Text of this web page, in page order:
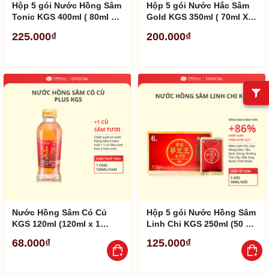
Hộp 5 gói Nước Hồng Sâm
Tonic KGS 400ml ( 80ml X
225.000₫
Hộp 5 gói Nước Hắc Sâm
Gold KGS 350ml ( 70ml X 5
200.000₫
Nước Hồng Sâm Có Củ
KGS 120ml (120ml x 1
68.000₫
Hộp 5 gói Nước Hồng Sâm
Linh Chi KGS 250ml (50 ml
125.000₫